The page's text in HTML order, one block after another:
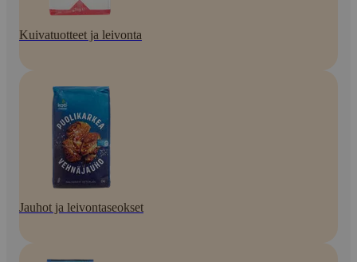
Kuivatuotteet ja leivonta
Jauhot ja leivontaseokset